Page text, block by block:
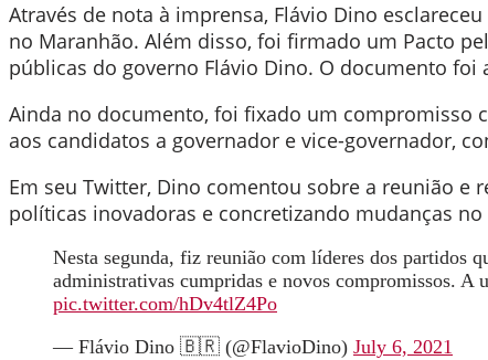
Através de nota à imprensa, Flávio Dino
no Maranhão. Além disso, foi firmado um Pacto
públicas do governo Flávio Dino. O documento
Ainda no documento, foi fixado um compromisso
aos candidatos a governador e vice-governador,
Em seu Twitter, Dino comentou sobre a reunião
políticas inovadoras e concretizando mudanças no
Nesta segunda, fiz reunião com líderes dos partidos
administrativas cumpridas e novos compromissos. A
pic.twitter.com/hDv4tlZ4Po
— Flávio Dino 🇧🇷 (@FlavioDino) July 6, 2021